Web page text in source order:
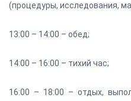
(процедуры, исследования,
13:00 – 14:00 – обед;
14:00 – 16:00 – тихий час;
16:00 – 18:00 – отдых,